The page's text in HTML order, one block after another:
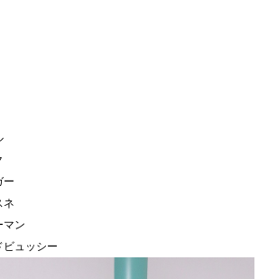
ー
ネ
ン
ュッシー